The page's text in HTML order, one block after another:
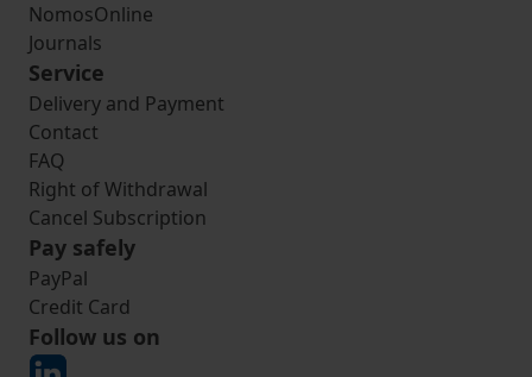
NomosOnline
Journals
Service
Delivery and Payment
Contact
FAQ
Right of Withdrawal
Cancel Subscription
Pay safely
PayPal
Credit Card
Follow us on